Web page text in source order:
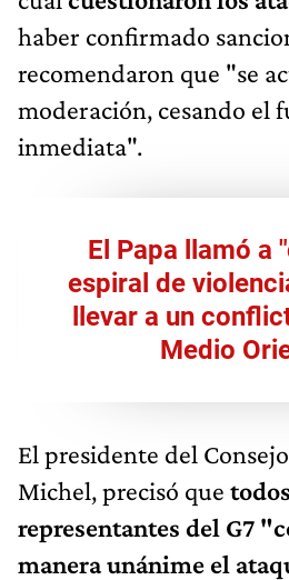
haber confirmado
recomendaron que "se
moderación, cesando el
inmediata".
El Papa llamó a
espiral de
llevar a un
Medio
El presidente del
Michel, precisó que
representantes del G7
manera unánime el